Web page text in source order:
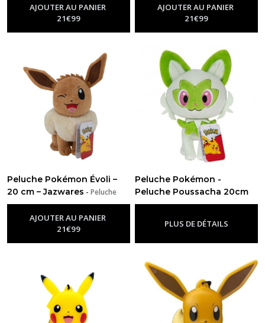
AJOUTER AU PANIER
21€99
AJOUTER AU PANIER
21€99
Peluche Pokémon Évoli –
20 cm – Jazwares - Peluche
Pokémon
AJOUTER AU PANIER
21€99
Peluche Pokémon -
Peluche Poussacha 20cm
-Peluche Pokémon
PLUS DE DÉTAILS